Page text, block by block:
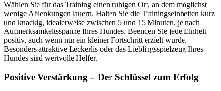
Wählen Sie für das Training einen ruhigen Ort, an dem möglichst
wenige Ablenkungen lauern. Halten Sie die Trainingseinheiten kurz
und knackig, idealerweise zwischen 5 und 15 Minuten, je nach
Aufmerksamkeitsspanne Ihres Hundes. Beenden Sie jede Einheit
positiv, auch wenn nur ein kleiner Fortschritt erzielt wurde.
Besonders attraktive Leckerlis oder das Lieblingsspielzeug Ihres
Hundes sind wertvolle Helfer.
Positive Verstärkung – Der Schlüssel zum Erfolg